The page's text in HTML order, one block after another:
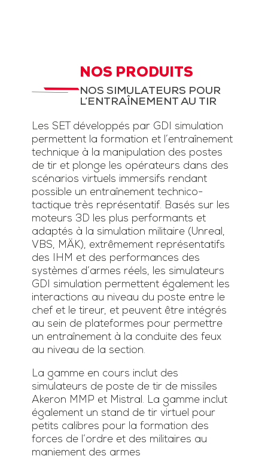
NOS PRODUITS
NOS SIMULATEURS POUR
L’ENTRAÎNEMENT AU TIR
Les SET développés par GDI simulation
permettent la formation et l’entraînement
technique à la manipulation des postes
de tir et plonge les opérateurs dans des
scénarios virtuels immersifs rendant
possible un entraînement technico-
tactique très représentatif. Basés sur les
moteurs 3D les plus performants et
adaptés à la simulation militaire (Unreal,
VBS, MÄK), extrêmement représentatifs
des IHM et des performances des
systèmes d’armes réels, les simulateurs
GDI simulation permettent également les
interactions au niveau du poste entre le
chef et le tireur, et peuvent être intégrés
au sein de plateformes pour permettre
un entraînement à la conduite des feux
au niveau de la section.
La gamme en cours inclut des
simulateurs de poste de tir de missiles
Akeron MMP et Mistral. La gamme inclut
également un stand de tir virtuel pour
petits calibres pour la formation des
forces de l’ordre et des militaires au
maniement des armes